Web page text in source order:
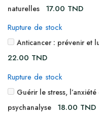
naturelles
17.00 TND
Rupture de stock
Anticancer : prévenir et
22.00 TND
Rupture de stock
Guérir le stress,
psychanalyse
18.00 TND